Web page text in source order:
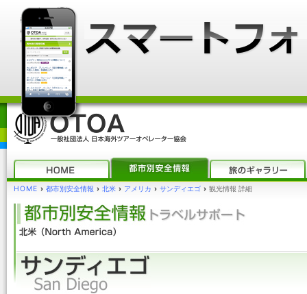
HOME › 都市別安全情報 › 北米 › アメリカ › サンディエゴ › 観光情報 詳細